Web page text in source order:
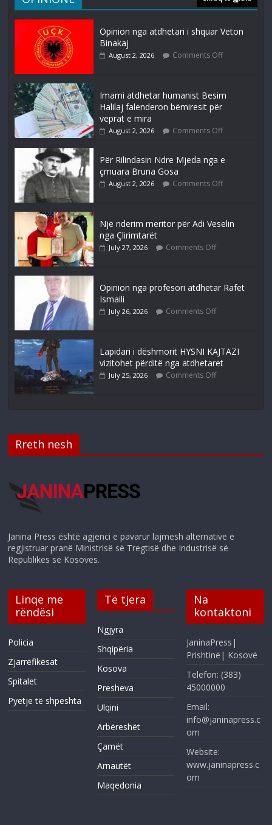
Opinion nga atdhetari i shquar Veton
Binakaj
August 2, 2026 Comments Off
Imami atdhetar humanist Besim
Halilaj falenderon bëmiresit për
veprat e mira
August 2, 2026 Comments Off
Për Rilindasin Ndre Mjeda nga e
çmuara Bruna Gosa
August 2, 2026 Comments Off
Një nderim meritor për Adi Veselin
nga Çlirimtarët
July 27, 2026 Comments Off
Opinion nga profesori atdhetar Rafet
Ismaili
July 26, 2026 Comments Off
Lapidari i dëshmorit HYSNI KAJTAZI
vizitohet përditë nga atdhetaret
July 25, 2026 Comments Off
Rreth nesh
Janina Press është agjenci e pavarur lajmesh alternative e
regjistruar pranë Ministrisë së Tregtisë dhe Industrisë së
Republikës së Kosovës.
Linqe me
rëndësi
Policia
Zjarrëfikësat
Spitalet
Pyetje të shpeshta
Të tjera
Ngjyra
Shqipëria
Kosova
Presheva
Ulqini
Arbëreshët
Çamët
Arnautët
Maqedonia
Na
kontaktoni
JaninaPress|
Prishtinë| Kosovë
Telefon: (383)
45000000
Email:
info@janinapress.c
om
Website:
www.janinapress.c
om